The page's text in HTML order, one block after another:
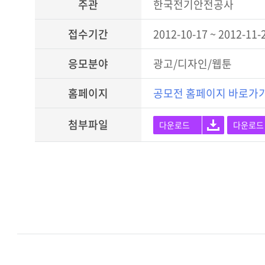
주관
한국전기안전공사
접수기간
2012-10-17 ~ 2012-11-
응모분야
광고/디자인/웹툰
홈페이지
공모전 홈페이지 바로가
첨부파일
다운로드 다운로드